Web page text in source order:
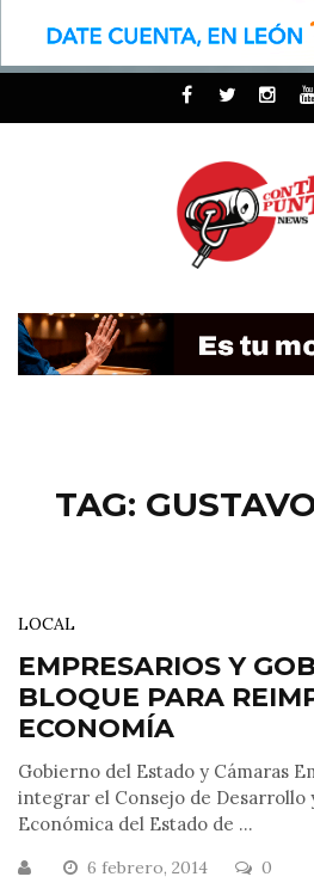
TAG:
LOCAL
EMPRESARIOS Y
BLOQUE PARA
ECONOMÍA
Gobierno del Estado y Cámaras
integrar el Consejo de Desarrollo
Económica del Estado de ...
6 febrero, 2014 0